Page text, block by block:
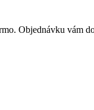
Objednávku vám